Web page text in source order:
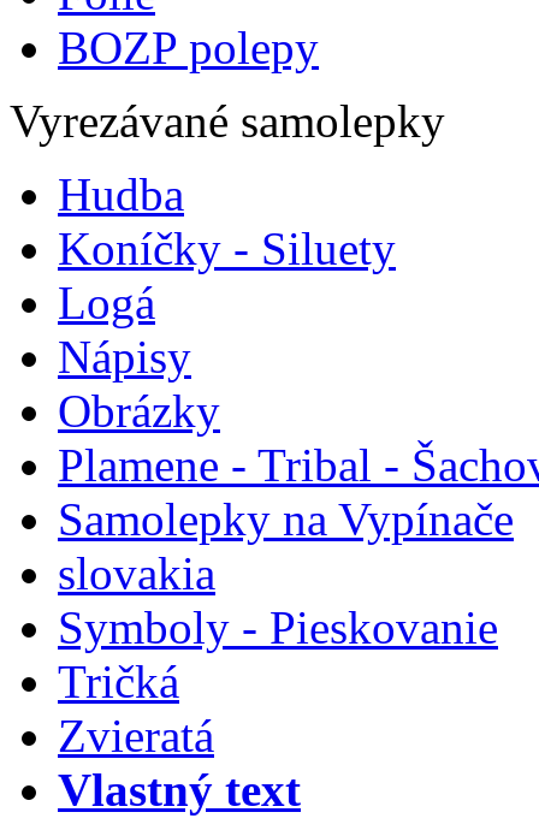
BOZP polepy
Vyrezávané samolepky
Hudba
Koníčky - Siluety
Logá
Nápisy
Obrázky
Plamene - Tribal -
Samolepky na Vypínače
slovakia
Symboly - Pieskovanie
Tričká
Zvieratá
Vlastný text